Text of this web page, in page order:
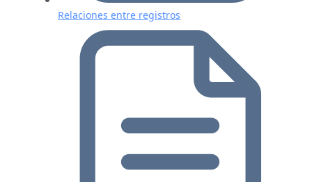
Relaciones entre registros